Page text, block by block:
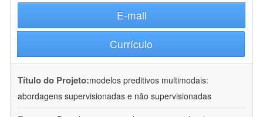
E-mail
Currículo
Título do Projeto:modelos preditivos multimodais:
abordagens supervisionadas e não supervisionadas